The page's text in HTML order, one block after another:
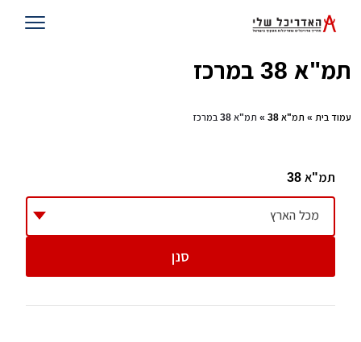
תמ"א 38 במרכז
עמוד בית » תמ"א 38 » תמ"א 38 במרכז
תמ"א 38
מכל הארץ
סנן